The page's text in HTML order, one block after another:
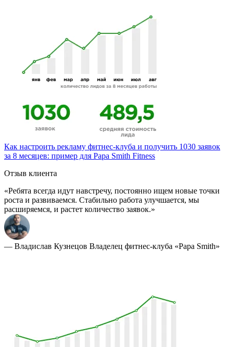
Как настроить рекламу фитнес-клуба и получить 1030 заявок
за 8 месяцев: пример для Papa Smith Fitness
Отзыв клиента
«Ребята всегда идут навстречу, постоянно ищем новые точки
роста и развиваемся. Стабильно работа улучшается, мы
расширяемся, и растет количество заявок.»
— Владислав Кузнецов Владелец фитнес-клуба «Papa Smith»